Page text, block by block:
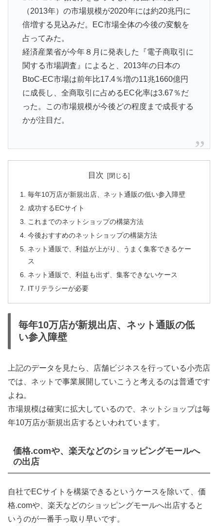
（2013年）の市場規模が2020年には約20兆円に
倍増する見込みだ。EC市場全体の今後の変貌を
占ってみた。
経済産業省が今年８月に発表した『電子商取引に
関する市場調査』によると、2013年の日本の
BtoC-EC市場は前年比17.4％増の11兆1660億円
に成長し、全商取引に占めるEC化率は3.67％だ
った。この市場規模が今後どの程度まで成長する
かが注目だ。
目次
毎年10万店が新規出店、ネット通販の低い参入障壁
成功するECサイト
これまでのネットショップの構築方法
今後おすすめのネットショップの構築方法
ネット通販で、利益が上がり、うまく集客できるケー
ス
ネット通販で、利益も出ず、集客できないケース
ITリテラシーが必要
毎年10万店が新規出店、ネット通販の低
い参入障壁
上記のデータを見たら、店舗ビジネスを行っている小売店
では、ネットで事業展開していこうと考えるのは普通です
よね。
市場規模は確実に拡大しているので、ネットショップは毎
年10万店が新規出店するといわれています。
価格.comや、楽天などのショッピングモールへ
の出店
自社でECサイトを構築できるというケースを除いて、価
格.comや、楽天などのショッピングモールへ出店すると
いうのが一番手っ取り早いです。